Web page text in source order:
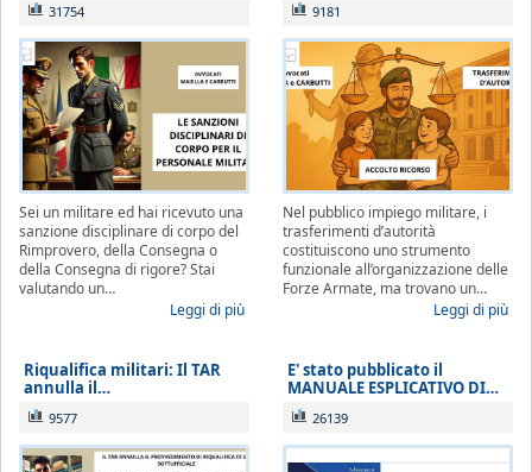
31754
Sei un militare ed hai ricevuto una
sanzione disciplinare di corpo del
Rimprovero, della Consegna o
della Consegna di rigore? Stai
valutando un…
Leggi di più
9181
Nel pubblico impiego militare, i
trasferimenti d’autorità
costituiscono uno strumento
funzionale all’organizzazione delle
Forze Armate, ma trovano un…
Leggi di più
Riqualifica militari: Il TAR
annulla il…
9577
E' stato pubblicato il
MANUALE ESPLICATIVO DI…
26139